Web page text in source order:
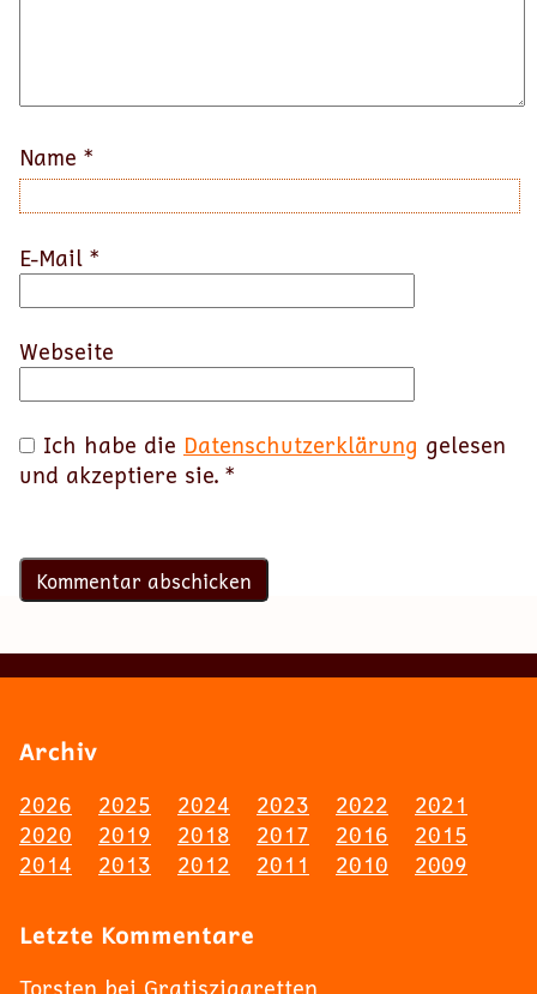
Name *
E-Mail *
Webseite
Ich habe die Datenschutzerklärung gelesen
und akzeptiere sie. *
Archiv
2026 2025 2024 2023 2022
2021
2020
2019 2018 2017 2016
2015
2014
2013 2012 2011 2010 2009
Letzte Kommentare